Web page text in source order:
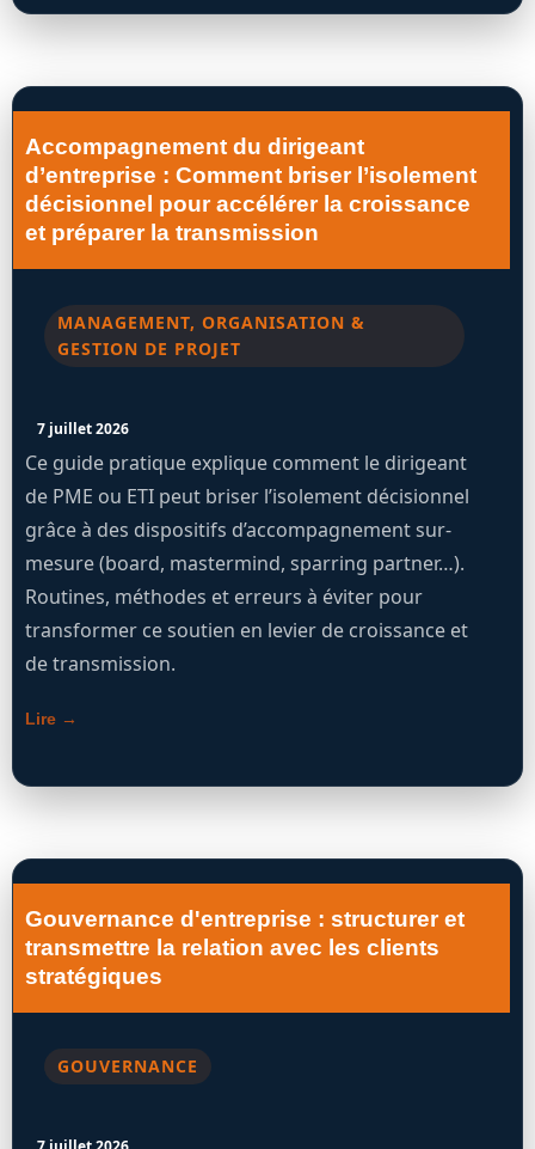
Accompagnement du dirigeant
d’entreprise : Comment briser l’isolement
décisionnel pour accélérer la croissance
et préparer la transmission
MANAGEMENT, ORGANISATION &
GESTION DE PROJET
7 juillet 2026
Ce guide pratique explique comment le dirigeant
de PME ou ETI peut briser l’isolement décisionnel
grâce à des dispositifs d’accompagnement sur-
mesure (board, mastermind, sparring partner…).
Routines, méthodes et erreurs à éviter pour
transformer ce soutien en levier de croissance et
de transmission.
Lire →
Gouvernance d'entreprise : structurer et
transmettre la relation avec les clients
stratégiques
GOUVERNANCE